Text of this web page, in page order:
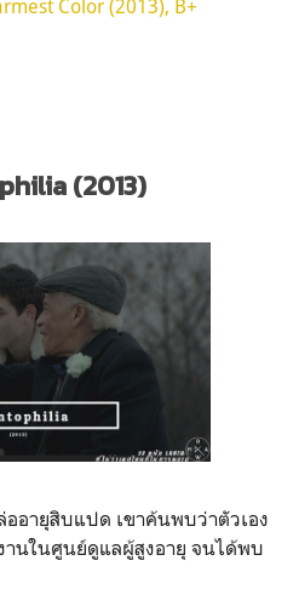
Color (2013), B+
(2013)
ออายุสิบแปด เขาค้นพบว่าตัวเอง
านในศูนย์ดูแลผู้สูงอายุ จนได้พบ